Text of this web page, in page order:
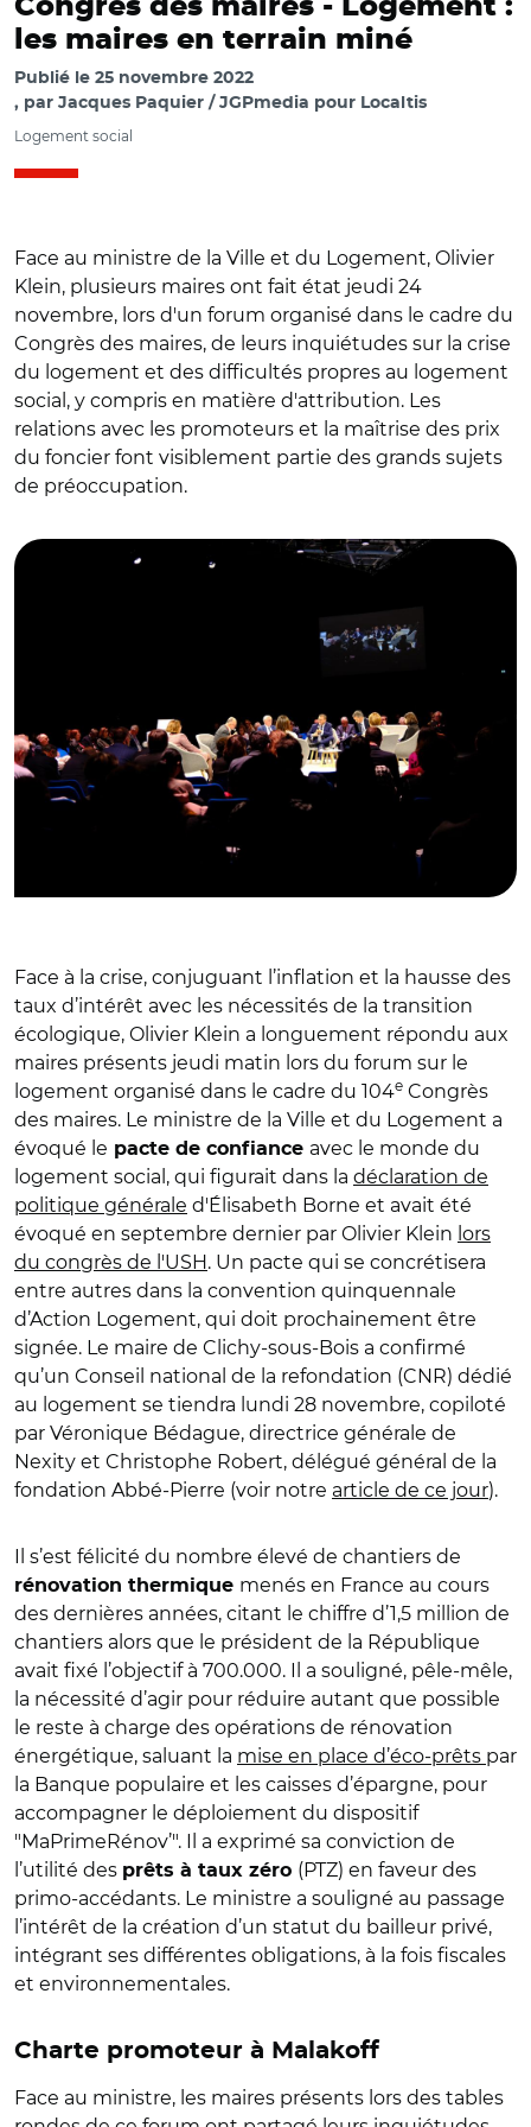
Congrès des maires - Logement :
les maires en terrain miné
Publié le 25 novembre 2022
par Jacques Paquier / JGPmedia pour Localtis
Logement social
Face au ministre de la Ville et du Logement, Olivier
Klein, plusieurs maires ont fait état jeudi 24
novembre, lors d'un forum organisé dans le cadre du
Congrès des maires, de leurs inquiétudes sur la crise
du logement et des difficultés propres au logement
social, y compris en matière d'attribution. Les
relations avec les promoteurs et la maîtrise des prix
du foncier font visiblement partie des grands sujets
de préoccupation.
Face à la crise, conjuguant l’inflation et la hausse des
taux d’intérêt avec les nécessités de la transition
écologique, Olivier Klein a longuement répondu aux
maires présents jeudi matin lors du forum sur le
logement organisé dans le cadre du 104e Congrès
des maires. Le ministre de la Ville et du Logement a
évoqué le pacte de confiance avec le monde du
logement social, qui figurait dans la déclaration de
politique générale d'Élisabeth Borne et avait été
évoqué en septembre dernier par Olivier Klein lors
du congrès de l'USH. Un pacte qui se concrétisera
entre autres dans la convention quinquennale
d’Action Logement, qui doit prochainement être
signée. Le maire de Clichy-sous-Bois a confirmé
qu’un Conseil national de la refondation (CNR) dédié
au logement se tiendra lundi 28 novembre, copiloté
par Véronique Bédague, directrice générale de
Nexity et Christophe Robert, délégué général de la
fondation Abbé-Pierre (voir notre article de ce jour).
Il s’est félicité du nombre élevé de chantiers de
rénovation thermique menés en France au cours
des dernières années, citant le chiffre d’1,5 million de
chantiers alors que le président de la République
avait fixé l’objectif à 700.000. Il a souligné, pêle-mêle,
la nécessité d’agir pour réduire autant que possible
le reste à charge des opérations de rénovation
énergétique, saluant la mise en place d’éco-prêts par
la Banque populaire et les caisses d’épargne, pour
accompagner le déploiement du dispositif
"MaPrimeRénov’". Il a exprimé sa conviction de
l’utilité des prêts à taux zéro (PTZ) en faveur des
primo-accédants. Le ministre a souligné au passage
l’intérêt de la création d’un statut du bailleur privé,
intégrant ses différentes obligations, à la fois fiscales
et environnementales.
Charte promoteur à Malakoff
Face au ministre, les maires présents lors des tables